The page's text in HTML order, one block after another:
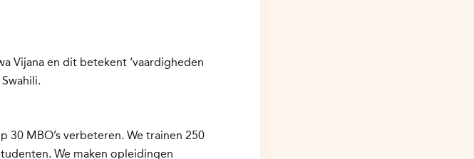
Vijana en dit betekent ‘vaardigheden
30 MBO’s verbeteren. We trainen 250
We maken opleidingen